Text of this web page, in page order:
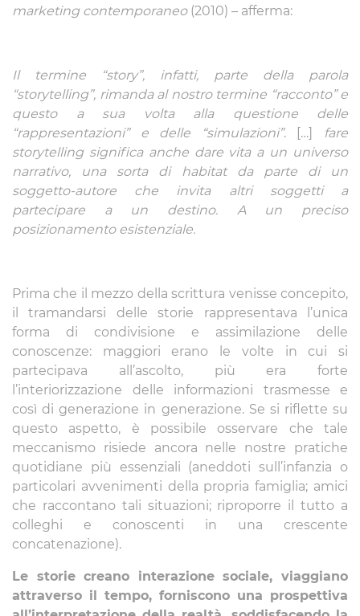
marketing contemporaneo(2010) – afferma:
Il termine “story”, infatti, parte della parola
“storytelling”, rimanda al nostro termine “racconto” e
questo a sua volta alla questione delle
“rappresentazioni” e delle “simulazioni”. […]
fare
storytelling significa anche dare vita a un universo
narrativo, una sorta di habitat da parte di un
soggetto-autore che invita altri soggetti a
partecipare a un destino. A un preciso
posizionamento esistenziale.
Prima che il mezzo della scrittura venisse concepito,
il tramandarsi delle storie rappresentava l’unica
forma di condivisione e assimilazione delle
conoscenze: maggiori erano le volte in cui si
partecipava all’ascolto, più era forte
l’interiorizzazione delle informazioni trasmesse e
così di generazione in generazione. Se si riflette su
questo aspetto, è possibile osservare che tale
meccanismo risiede ancora nelle nostre pratiche
quotidiane più essenziali (aneddoti sull’infanzia o
particolari avvenimenti della propria famiglia; amici
che raccontano tali situazioni; riproporre il tutto a
colleghi e conoscenti in una crescente
concatenazione).
Le storie creano interazione sociale, viaggiano
attraverso il tempo, forniscono una prospettiva